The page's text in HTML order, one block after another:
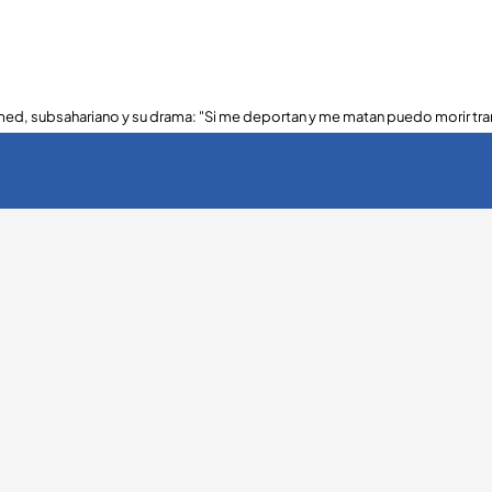
subsahariano y su drama: "Si me deportan y me matan puedo morir